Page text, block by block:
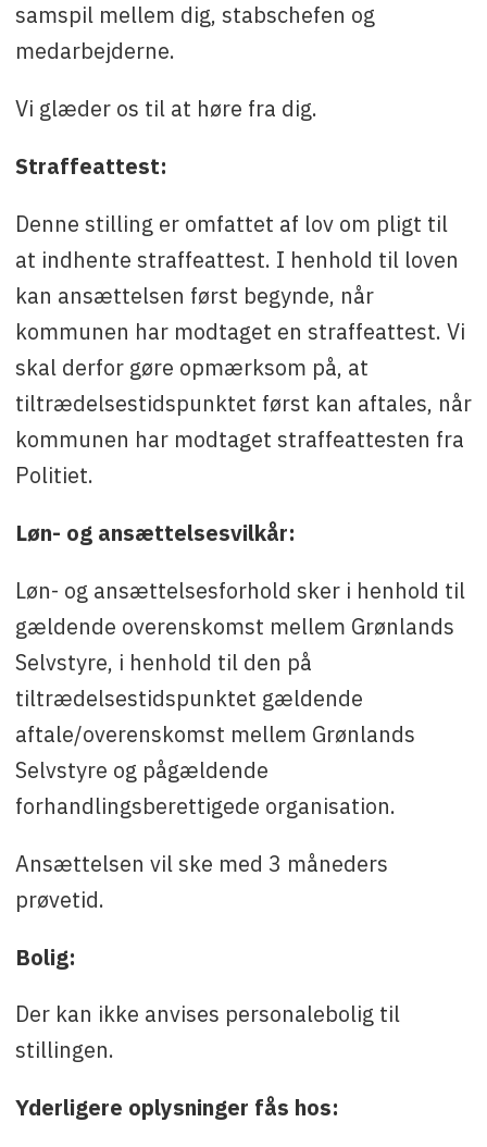
samspil mellem dig, stabschefen og
medarbejderne.
Vi glæder os til at høre fra dig.
Straffeattest:
Denne stilling er omfattet af lov om pligt til
at indhente straffeattest. I henhold til loven
kan ansættelsen først begynde, når
kommunen har modtaget en straffeattest. Vi
skal derfor gøre opmærksom på, at
tiltrædelsestidspunktet først kan aftales, når
kommunen har modtaget straffeattesten fra
Politiet.
Løn- og ansættelsesvilkår:
Løn- og ansættelsesforhold sker i henhold til
gældende overenskomst mellem Grønlands
Selvstyre, i henhold til den på
tiltrædelsestidspunktet gældende
aftale/overenskomst mellem Grønlands
Selvstyre og pågældende
forhandlingsberettigede organisation.
Ansættelsen vil ske med 3 måneders
prøvetid.
Bolig:
Der kan ikke anvises personalebolig til
stillingen.
Yderligere oplysninger fås hos: